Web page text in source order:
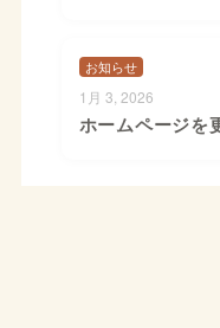
お知らせ
1月 3, 2026
ホームページを